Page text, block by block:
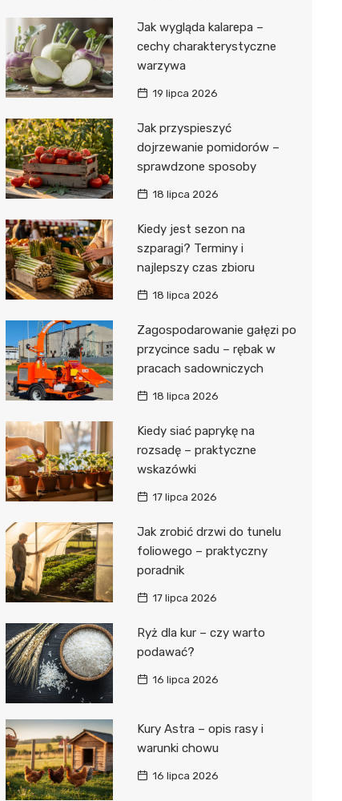
Jak wygląda kalarepa –
cechy charakterystyczne
warzywa
19 lipca 2026
Jak przyspieszyć
dojrzewanie pomidorów –
sprawdzone sposoby
18 lipca 2026
Kiedy jest sezon na
szparagi? Terminy i
najlepszy czas zbioru
18 lipca 2026
Zagospodarowanie gałęzi po
przycince sadu – rębak w
pracach sadowniczych
18 lipca 2026
Kiedy siać paprykę na
rozsadę – praktyczne
wskazówki
17 lipca 2026
Jak zrobić drzwi do tunelu
foliowego – praktyczny
poradnik
17 lipca 2026
Ryż dla kur – czy warto
podawać?
16 lipca 2026
Kury Astra – opis rasy i
warunki chowu
16 lipca 2026